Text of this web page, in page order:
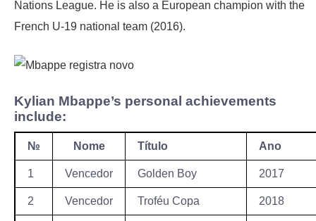
Nations League. He is also a European champion with the
French U-19 national team (2016).
Kylian Mbappe’s personal achievements
include:
№ Nome Título Ano
1 Vencedor Golden Boy 2017
2 Vencedor Troféu Copa 2018